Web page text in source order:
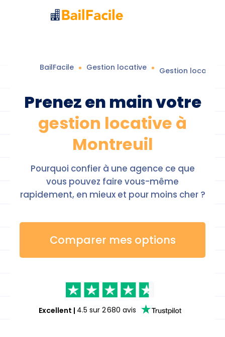
BailFacile Gestion locative Gestion locative
Prenez en main votre
gestion locative à
Montreuil
Pourquoi confier à une agence ce que
vous pouvez faire vous-même
rapidement, en mieux et pour moins cher ?
Comparer mes options
Excellent | 4.5 sur 2 680 avis